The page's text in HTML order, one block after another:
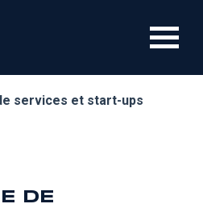
services et start-ups
DE